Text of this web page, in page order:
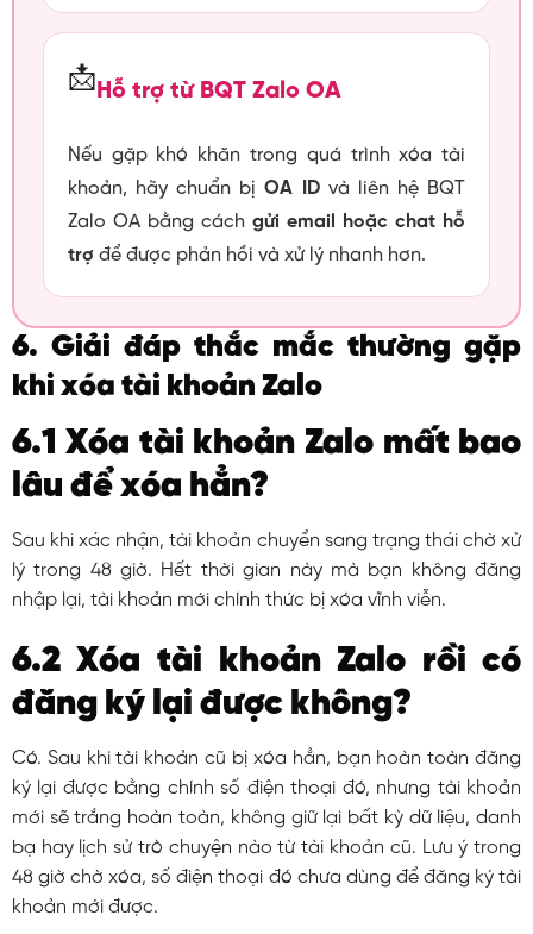
📩Hỗ trợ từ BQT Zalo OA
Nếu gặp khó khăn trong quá trình xóa tài
khoản, hãy chuẩn bịOA IDvà liên hệ BQT
Zalo OA bằng cách gửi email hoặc chat hỗ
trợđể được phản hồi và xử lý nhanh hơn.
6. Giải đáp thắc mắc thường gặp
khi xóa tài khoản Zalo
6.1 Xóa tài khoản Zalo mất bao
lâu để xóa hẳn?
Sau khi xác nhận, tài khoản chuyển sang trạng thái chờ xử
lý trong 48 giờ. Hết thời gian này mà bạn không đăng
nhập lại, tài khoản mới chính thức bị xóa vĩnh viễn.
6.2 Xóa tài khoản Zalo rồi có
đăng ký lại được không?
Có. Sau khi tài khoản cũ bị xóa hẳn, bạn hoàn toàn đăng
ký lại được bằng chính số điện thoại đó, nhưng tài khoản
mới sẽ trắng hoàn toàn, không giữ lại bất kỳ dữ liệu, danh
bạ hay lịch sử trò chuyện nào từ tài khoản cũ. Lưu ý trong
48 giờ chờ xóa, số điện thoại đó chưa dùng để đăng ký tài
khoản mới được.